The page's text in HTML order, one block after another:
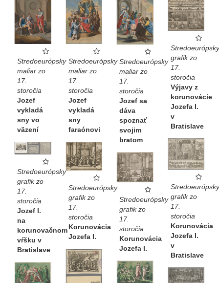
Stredoeurópsky
maliar zo
17.
storočia
Jozef
vykladá
sny vo
väzení
Stredoeurópsky
maliar zo
17.
storočia
Jozef
vykladá
sny
faraónovi
Stredoeurópsky
maliar zo
17.
storočia
Jozef sa
dáva
spoznať
svojim
bratom
Stredoeurópsky
grafik zo
17.
storočia
Výjavy z
korunovácie
Jozefa I.
v
Bratislave
Stredoeurópsky
grafik zo
17.
storočia
Korunovácia
Jozefa I.
v
Bratislave
Stredoeurópsky
grafik zo
17.
storočia
Jozef I.
na
korunovačnom
vŕšku v
Bratislave
Stredoeurópsky
grafik zo
17.
storočia
Korunovácia
Jozefa I.
Stredoeurópsky
grafik zo
17.
storočia
Korunovácia
Jozefa I.